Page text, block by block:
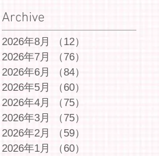
Archive
2026年8月 （12）
2026年7月
（76）
2026年6月
（84）
2026年5月
（60）
2026年4月
（75）
2026年3月
（75）
2026年2月
（59）
2026年1月
（60）